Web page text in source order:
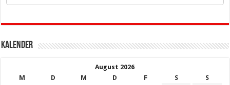
KALENDER
August 2026
M
D M D F S
S